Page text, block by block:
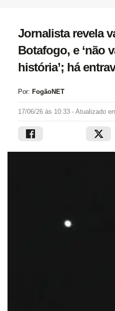
Jornalista revela
Botafogo, e ‘não
história’; há
Por: FogãoNET
17/06/26 às 10:33 - Atualizado